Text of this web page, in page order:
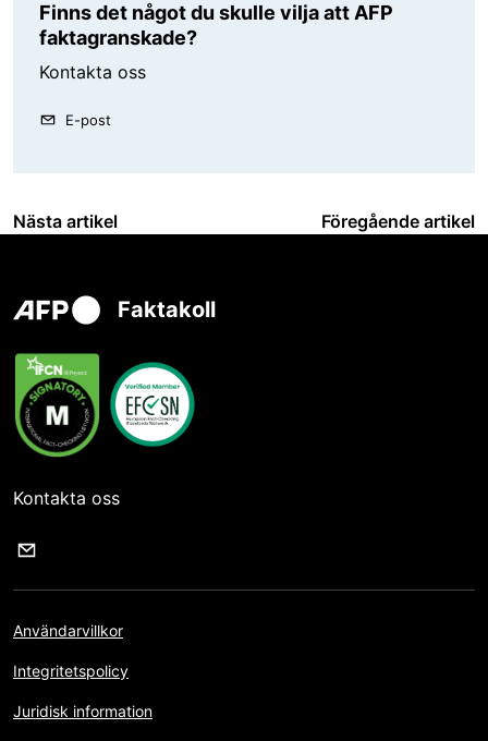
Finns det något du skulle vilja att AFP
faktagranskade?
Kontakta oss
E-post
Nästa artikel Föregående artikel
Faktakoll
Kontakta oss
Användarvillkor
Integritetspolicy
Juridisk information